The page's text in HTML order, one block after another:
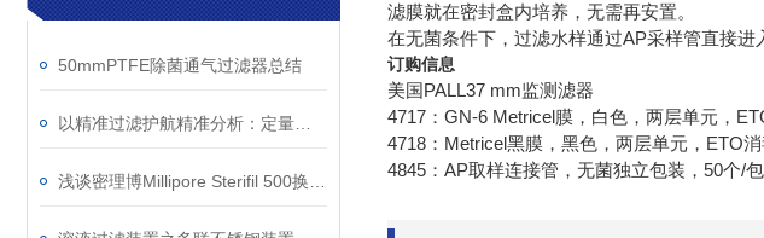
50mmPTFE除菌通气过滤器总结
滤膜就在密封盒内培养，无需再安置。
在无菌条件下，过滤水样通过AP采样管直接进
订购信息
美国PALL37 mm监测滤器
4717：GN-6 Metricel膜，白色，两层单元，
4718：Metricel黑膜，黑色，两层单元，ETO消
4845：AP取样连接管，无菌独立包装，50个/包